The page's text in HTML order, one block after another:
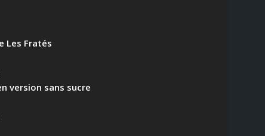
Les Fratés
version sans sucre